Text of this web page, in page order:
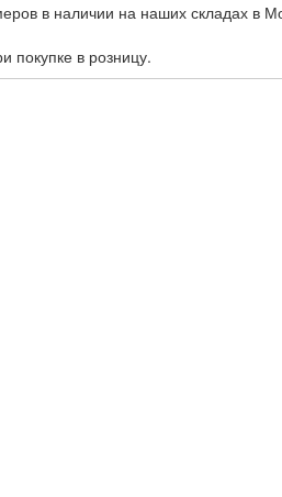
в наличии на наших складах в
покупке в розницу.